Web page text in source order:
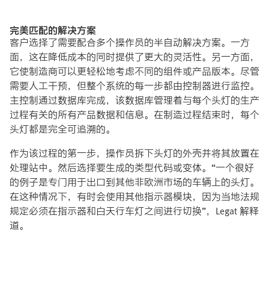
完美匹配的解决方案
客户选择了需要配合多个操作员的半自动解决方案。一方
面，这在降低成本的同时提供了更大的灵活性。另一方面，
它使制造商可以更轻松地考虑不同的组件或产品版本。尽管
需要人工干预，但整个系统的每一步都由控制器进行监控。
主控制通过数据库完成，该数据库管理着与每个头灯的生产
过程有关的所有产品数据和信息。在制造过程结束时，每个
头灯都是完全可追溯的。
作为该过程的第一步，操作员拆下头灯的外壳并将其放置在
处理站中。然后选择要生成的类型代码或变体。“一个很好
的例子是专门用于出口到其他非欧洲市场的车辆上的头灯。
在这种情况下，有时会使用其他指示器模块，因为当地法规
规定必须在指示器和白天行车灯之间进行切换”，Legat 解释
道。